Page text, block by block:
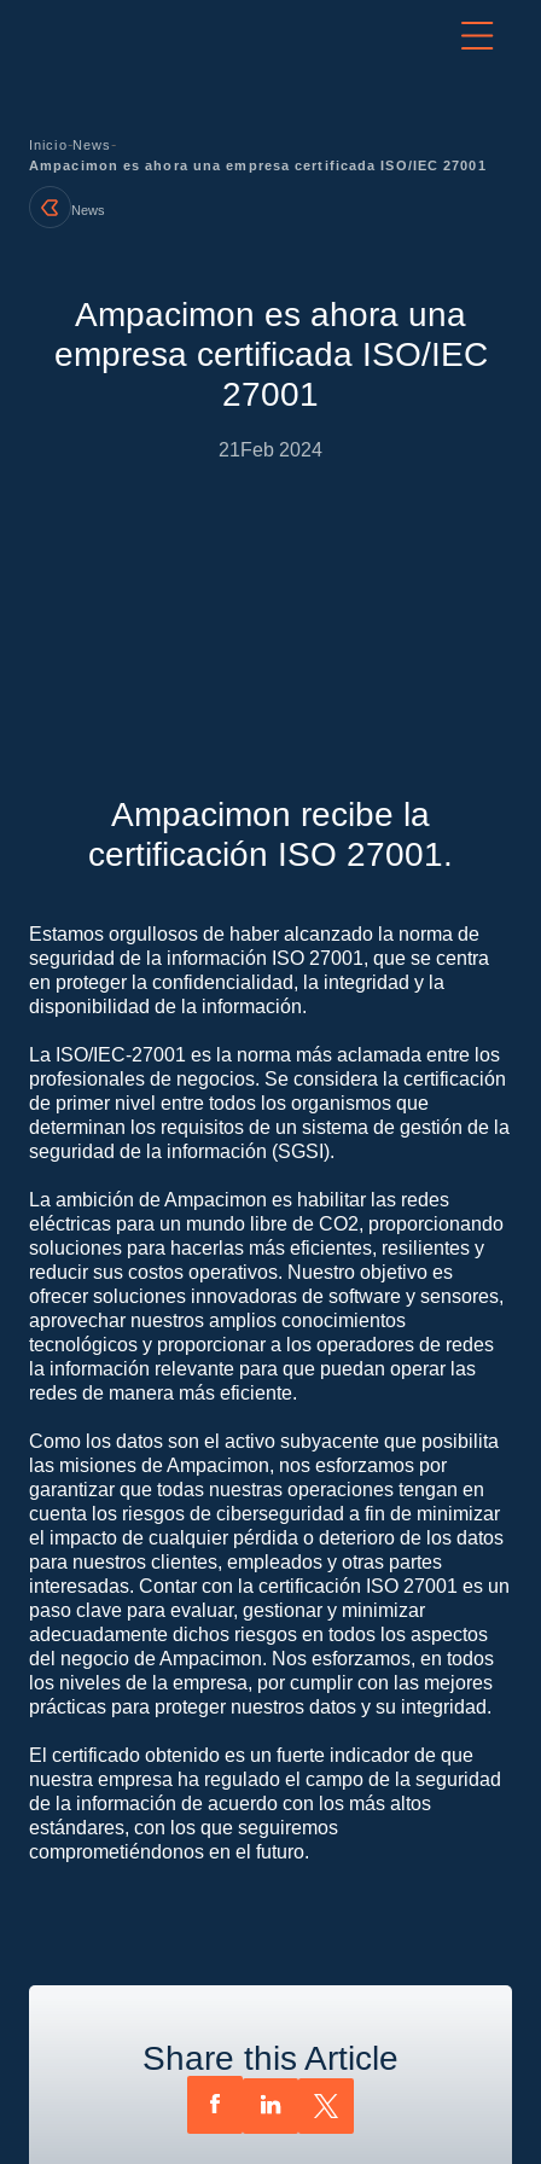
Inicio-News-
Ampacimon es ahora una empresa certificada ISO/IEC 27001
News
Ampacimon es ahora una
empresa certificada ISO/IEC
27001
21Feb 2024
Ampacimon recibe la
certificación ISO 27001.
Estamos orgullosos de haber alcanzado la norma de
seguridad de la información ISO 27001, que se centra
en proteger la confidencialidad, la integridad y la
disponibilidad de la información.
La ISO/IEC-27001 es la norma más aclamada entre los
profesionales de negocios. Se considera la certificación
de primer nivel entre todos los organismos que
determinan los requisitos de un sistema de gestión de la
seguridad de la información (SGSI).
La ambición de Ampacimon es habilitar las redes
eléctricas para un mundo libre de CO2, proporcionando
soluciones para hacerlas más eficientes, resilientes y
reducir sus costos operativos. Nuestro objetivo es
ofrecer soluciones innovadoras de software y sensores,
aprovechar nuestros amplios conocimientos
tecnológicos y proporcionar a los operadores de redes
la información relevante para que puedan operar las
redes de manera más eficiente.
Como los datos son el activo subyacente que posibilita
las misiones de Ampacimon, nos esforzamos por
garantizar que todas nuestras operaciones tengan en
cuenta los riesgos de ciberseguridad a fin de minimizar
el impacto de cualquier pérdida o deterioro de los datos
para nuestros clientes, empleados y otras partes
interesadas. Contar con la certificación ISO 27001 es un
paso clave para evaluar, gestionar y minimizar
adecuadamente dichos riesgos en todos los aspectos
del negocio de Ampacimon. Nos esforzamos, en todos
los niveles de la empresa, por cumplir con las mejores
prácticas para proteger nuestros datos y su integridad.
El certificado obtenido es un fuerte indicador de que
nuestra empresa ha regulado el campo de la seguridad
de la información de acuerdo con los más altos
estándares, con los que seguiremos
comprometiéndonos en el futuro.
Share this Article